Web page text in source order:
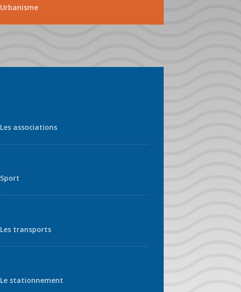
Urbanisme
Les associations
Sport
Les transports
Le stationnement